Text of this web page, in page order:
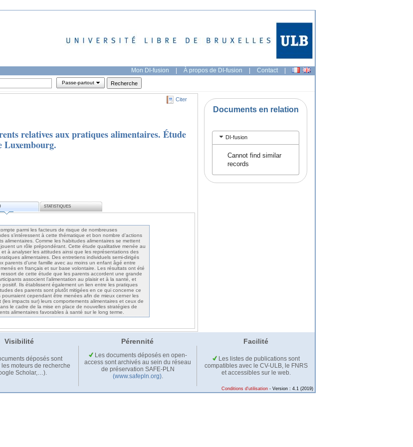
Mon DI-fusion | À propos de DI-fusion | Contact |
Passe-partout
Citer
relatives aux pratiques alimentaires. Étude
Luxembourg.
STATISTIQUES
parmi les facteurs de risque de nombreuses
s’intéressent à cette thématique et bon nombre d’actions
alimentaires. Comme les habitudes alimentaires se mettent
un rôle prépondérant. Cette étude qualitative menée au
à analyser les attitudes ainsi que les représentations des
alimentaires. Des entretiens individuels semi-dirigés
parents d’une famille avec au moins un enfant âgé entre
en français et sur base volontaire. Les résultats ont été
de cette étude que les parents accordent une grande
associent l’alimentation au plaisir et à la santé, et
Ils établissent également un lien entre les pratiques
des parents sont plutôt mitigées en ce qui concerne ce
cependant être menées afin de mieux cerner les
impacts sur) leurs comportements alimentaires et ceux de
le cadre de la mise en place de nouvelles stratégies de
alimentaires favorables à santé sur le long terme.
Documents en relation
DI-fusion
Cannot find similar
records
Visibilité Pérennité Facilité
déposés sont
moteurs de recherche
Scholar,…).
Les documents déposés en open-
access sont archivés au sein du réseau
de préservation SAFE-PLN
(www.safepln.org).
Les listes de publications sont
compatibles avec le CV-ULB, le FNRS
et accessibles sur le web.
Conditions d'utilisation - Version : 4.1 (2019)